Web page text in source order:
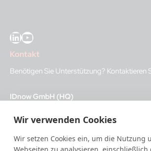
LinkedIn YouTube
Kontakt
Benötigen Sie Unterstützung? Kontaktieren
IDnow GmbH (HQ)
Geschäftszeiten
Wir verwenden Cookies
Wir setzen Cookies ein, um die Nutzung